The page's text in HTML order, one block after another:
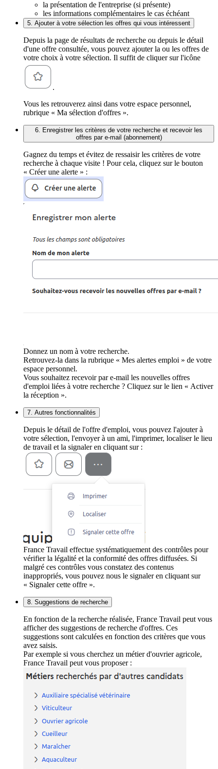
la présentation de l'entreprise (si présente)
les informations complémentaires le cas échéant
5. Ajouter à votre sélection les offres qui vous intéressent
Depuis la page de résultats de recherche ou depuis le détail
d'une offre consultée, vous pouvez ajouter la ou les offres de
votre choix à votre sélection. Il suffit de cliquer sur l'icône
.
Vous les retrouverez ainsi dans votre espace personnel,
rubrique « Ma sélection d'offres ».
6. Enregistrer les critères de votre recherche et recevoir les
offres par e-mail (abonnement)
Gagnez du temps et évitez de ressaisir les critères de votre
recherche à chaque visite ! Pour cela, cliquez sur le bouton
« Créer une alerte » :
Donnez un nom à votre recherche.
Retrouvez-la dans la rubrique « Mes alertes emploi » de votre
espace personnel.
Vous souhaitez recevoir par e-mail les nouvelles offres
d'emploi liées à votre recherche ? Cliquez sur le lien « Activer
la réception ».
7. Autres fonctionnalités
Depuis le détail de l'offre d'emploi, vous pouvez l'ajouter à
votre sélection, l'envoyer à un ami, l'imprimer, localiser le lieu
de travail et la signaler en cliquant sur :
France Travail effectue systématiquement des contrôles pour
vérifier la légalité et la conformité des offres diffusées. Si
malgré ces contrôles vous constatez des contenus
inappropriés, vous pouvez nous le signaler en cliquant sur
« Signaler cette offre ».
8. Suggestions de recherche
En fonction de la recherche réalisée, France Travail peut vous
afficher des suggestions de recherche d'offres. Ces
suggestions sont calculées en fonction des critères que vous
avez saisis.
Par exemple si vous cherchez un métier d'ouvrier agricole,
France Travail peut vous proposer :